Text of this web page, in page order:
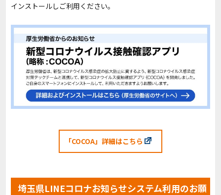
インストールしご利用ください。
「COCOA」詳細はこちら
埼玉県LINEコロナお知らせシステム利用のお願